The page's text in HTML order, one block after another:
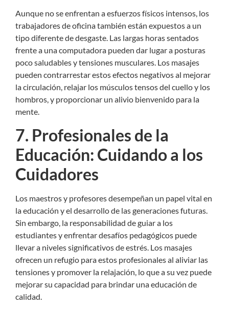
Aunque no se enfrentan a esfuerzos físicos intensos, los
trabajadores de oficina también están expuestos a un
tipo diferente de desgaste. Las largas horas sentados
frente a una computadora pueden dar lugar a posturas
poco saludables y tensiones musculares. Los masajes
pueden contrarrestar estos efectos negativos al mejorar
la circulación, relajar los músculos tensos del cuello y los
hombros, y proporcionar un alivio bienvenido para la
mente.
7. Profesionales de la
Educación: Cuidando a los
Cuidadores
Los maestros y profesores desempeñan un papel vital en
la educación y el desarrollo de las generaciones futuras.
Sin embargo, la responsabilidad de guiar a los
estudiantes y enfrentar desafíos pedagógicos puede
llevar a niveles significativos de estrés. Los masajes
ofrecen un refugio para estos profesionales al aliviar las
tensiones y promover la relajación, lo que a su vez puede
mejorar su capacidad para brindar una educación de
calidad.